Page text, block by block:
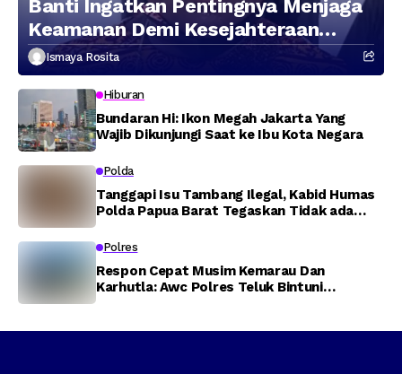
Banti Ingatkan Pentingnya Menjaga
Keamanan Demi Kesejahteraan
Masyarakat
Ismaya Rosita
Hiburan
Bundaran Hi: Ikon Megah Jakarta Yang
Wajib Dikunjungi Saat ke Ibu Kota Negara
Polda
Tanggapi Isu Tambang Ilegal, Kabid Humas
Polda Papua Barat Tegaskan Tidak ada
Polres
Respon Cepat Musim Kemarau Dan
Karhutla: Awc Polres Teluk Bintuni